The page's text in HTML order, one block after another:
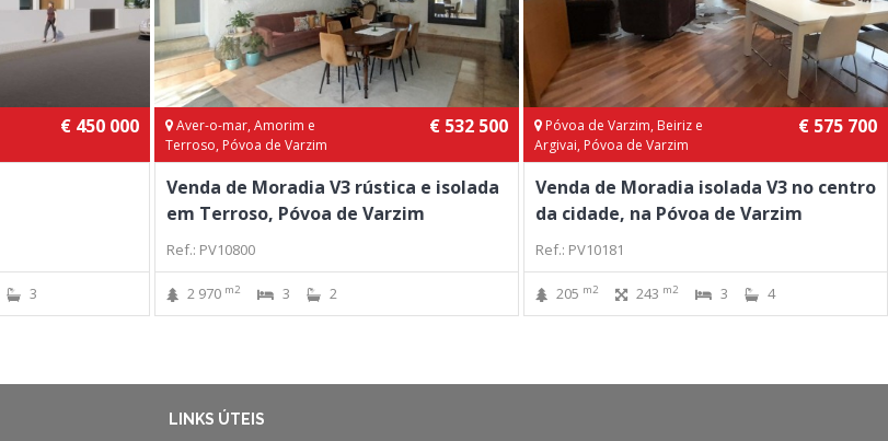
€ 450 000
3
Aver-o-mar, Amorim e
Terroso, Póvoa de Varzim
€ 532 500
Venda de Moradia V3 rústica e isolada
em Terroso, Póvoa de Varzim
Ref.: PV10800
2 970 m2 3 2
Póvoa de Varzim, Beiriz e
Argivai, Póvoa de Varzim
€ 575 700
Venda de Moradia isolada V3 no centro
da cidade, na Póvoa de Varzim
Ref.: PV10181
205 m2 243 m2 3 4
LINKS ÚTEIS